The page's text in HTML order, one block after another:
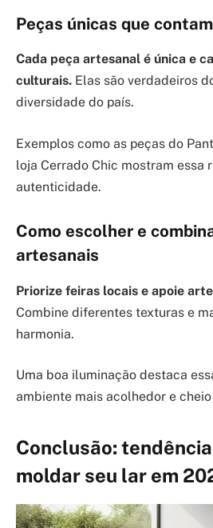
Peças únicas que
Cada peça artesanal é única e
culturais. Elas são verdadeiros
diversidade do país.
Exemplos como as peças do
loja Cerrado Chic mostram essa
autenticidade.
Como escolher e
artesanais
Priorize feiras locais e apoie
Combine diferentes texturas e
harmonia.
Uma boa iluminação destaca
ambiente mais acolhedor e
Conclusão:
moldar seu lar em